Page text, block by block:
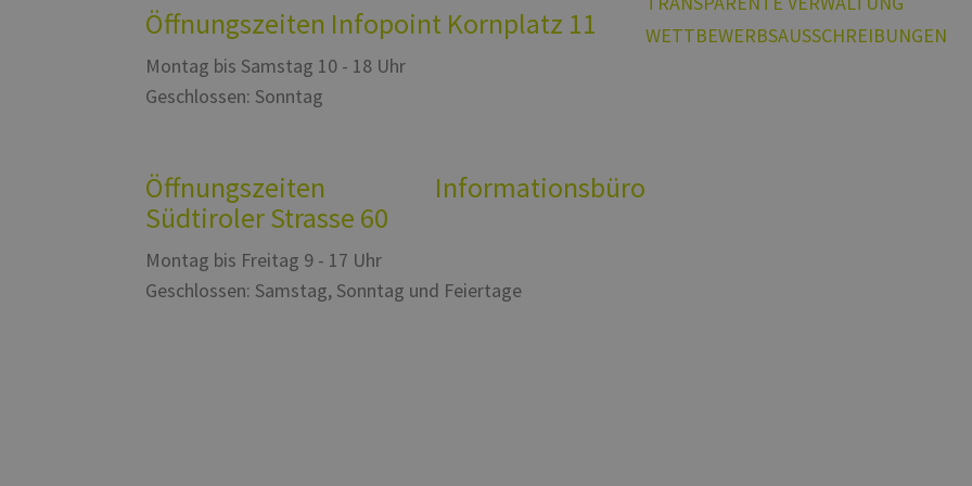
Öffnungszeiten Infopoint Kornplatz 11
Montag bis Samstag 10 - 18 Uhr
Geschlossen: Sonntag
Öffnungszeiten Informationsbüro
Südtiroler Strasse 60
Montag bis Freitag 9 - 17 Uhr
Geschlossen: Samstag, Sonntag und Feiertage
WETTBEWERBSAUSSCHREIBUNGEN